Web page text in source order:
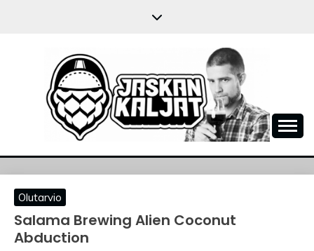
JASKANKALJAT
Olutarvio
Salama Brewing Alien Coconut
Abduction